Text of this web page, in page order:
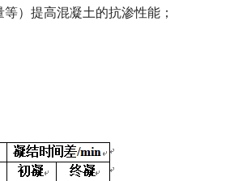
）提高混凝土的抗渗性能；